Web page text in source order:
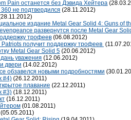
Pain останется без Дэвида Хейтера
не подтвердился (28.11.2012)
издание Metal Gear Solid 4: Guns of
развернутся после Metal Gear
трофеев (06.08.2012)
получит поддержку трофеев
Metal Gear Solid 5 (20.06.2012)
уважения (12.06.2012)
двери (14.02.2012)
обзавелся новыми подробностями
#4) (26.12.2011)
плавание (22.12.2011)
#3) (18.12.2011)
(16.12.2011)
(01.08.2011)
(05.05.2011)